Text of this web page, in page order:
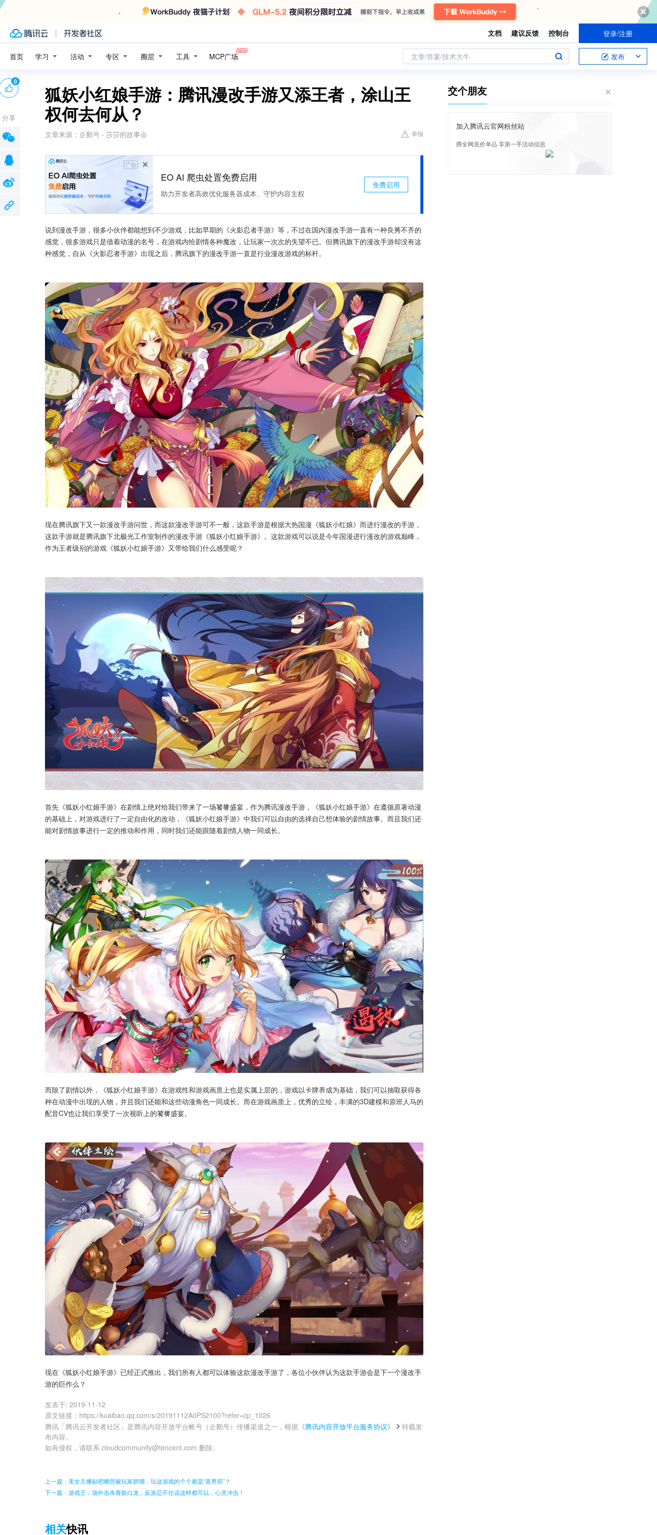
文档 建议反馈 控制台 登录/注册
首页 学习 活动 专区 圈层 工具 MCP广场 文章/答案/技术大牛 发布
狐妖小红娘手游：腾讯漫改手游又添王者，涂山王
权何去何从？
文章来源： 企鹅号 - 莎莎的故事会 举报
广告
EO AI 爬虫处置免费启用
助力开发者高效优化服务器成本、守护内容主权
免费启用
说到漫改手游，很多小伙伴都能想到不少游戏，比如早期的《火影忍者手游》等，不过在国内漫改手游一直有一种良莠不齐的
感觉，很多游戏只是借着动漫的名号，在游戏内给剧情各种魔改，让玩家一次次的失望不已。但腾讯旗下的漫改手游却没有这
种感觉，自从《火影忍者手游》出现之后，腾讯旗下的漫改手游一直是行业漫改游戏的标杆。
现在腾讯旗下又一款漫改手游问世，而这款漫改手游可不一般，这款手游是根据大热国漫《狐妖小红娘》而进行漫改的手游，
这款手游就是腾讯旗下北极光工作室制作的漫改手游《狐妖小红娘手游》。这款游戏可以说是今年国漫进行漫改的游戏巅峰，
作为王者级别的游戏《狐妖小红娘手游》又带给我们什么感受呢？
首先《狐妖小红娘手游》在剧情上绝对给我们带来了一场饕餮盛宴，作为腾讯漫改手游，《狐妖小红娘手游》在遵循原著动漫
的基础上，对游戏进行了一定自由化的改动，《狐妖小红娘手游》中我们可以自由的选择自己想体验的剧情故事。而且我们还
能对剧情故事进行一定的推动和作用，同时我们还能跟随着剧情人物一同成长。
而除了剧情以外，《狐妖小红娘手游》在游戏性和游戏画质上也是实属上层的，游戏以卡牌养成为基础，我们可以抽取获得各
种在动漫中出现的人物，并且我们还能和这些动漫角色一同成长。而在游戏画质上，优秀的立绘，丰满的3D建模和原班人马的
配音CV也让我们享受了一次视听上的饕餮盛宴。
现在《狐妖小红娘手游》已经正式推出，我们所有人都可以体验这款漫改手游了，各位小伙伴认为这款手游会是下一个漫改手
游的巨作么？
发表于: 2019-11-12
原文链接 ： https://kuaibao.qq.com/s/20191112A0PS2100?refer=cp_1026
腾讯「腾讯云开发者社区」是腾讯内容开放平台帐号（企鹅号）传播渠道之一，根据 《腾讯内容开放平台服务协议》
转载发
布内容。
如有侵权，请联系 cloudcommunity@tencent.com 删除。
0
分享
上一篇：美女主播贴吧晒照被玩家群嘲，玩这游戏的个个都是“直男癌”？
下一篇：游戏王：场外击杀青眼白龙，反派忍不住说这样都可以，心灵冲击！
相关快讯
交个朋友
加入腾讯云官网粉丝站
蹲全网底价单品 享第一手活动信息